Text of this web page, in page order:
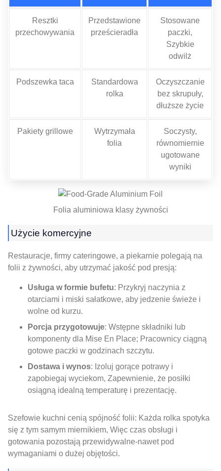
Resztki
przechowywania
Przedstawione
prześcieradła
Stosowane
paczki,
Szybkie
odwilż
Podszewka taca
Standardowa
rolka
Oczyszczanie
bez skrupuły,
dłuższe życie
Pakiety grillowe
Wytrzymała
folia
Soczysty,
równomiernie
ugotowane
wyniki
Folia aluminiowa klasy żywności
Użycie komercyjne
Restauracje, firmy cateringowe, a piekarnie polegają na
folii z żywności, aby utrzymać jakość pod presją:
Usługa w formie bufetu: Przykryj naczynia z
otarciami i miski sałatkowe, aby jedzenie świeże i
wolne od kurzu.
Porcja przygotowuje: Wstępne składniki lub
komponenty dla Mise En Place; Pracownicy ciągną
gotowe paczki w godzinach szczytu.
Dostawa i wynos: Izoluj gorące potrawy i
zapobiegaj wyciekom, Zapewnienie, że posiłki
osiągną idealną temperaturę i prezentację.
Szefowie kuchni cenią spójność folii: Każda rolka spotyka
się z tym samym miernikiem, Więc czas obsługi i
gotowania pozostają przewidywalne-nawet pod
wymaganiami o dużej objętości.